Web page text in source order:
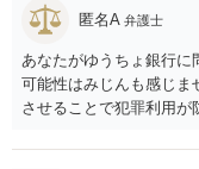
匿名A 弁護士
あなたがゆうちょ銀行に
可能性はみじんも感じま
させることで犯罪利用
士に同意を求めているだ